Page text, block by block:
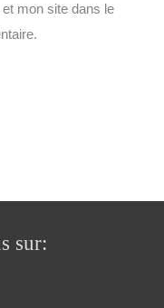
mon site dans le
sur: